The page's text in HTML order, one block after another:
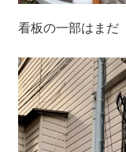
看板の一部はまだ